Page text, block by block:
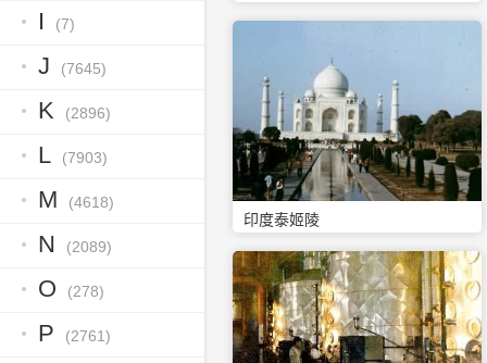
I (7)
J (7645)
K (2896)
L (7903)
M (4618)
N (2089)
O (278)
P (2761)
印度泰姬陵